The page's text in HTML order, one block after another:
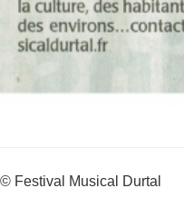
© Festival Musical Durtal